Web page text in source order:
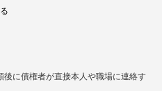
に債権者が直接本人や職場に連絡す